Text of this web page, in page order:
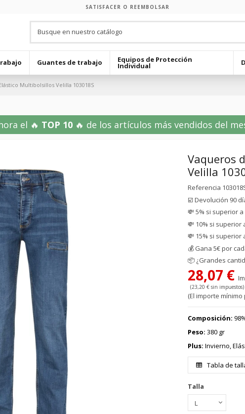
SATISFACER O REEMBOLSAR
Guantes de trabajo Equipos de Protección
Individual
Multibolsillos Velilla 103018S
el 🔥 TOP 10🔥 de los artículos más vendidos del
Vaqueros
Velilla
Referencia
☑️ Devolución 90
💸 5% si superior
💸 10% si superior
💸 15% si superior
💰 Gana 5€ por
📦 ¿Grandes
28,07 €
(23,20 € sin impuestos)
(El importe
Composición:
Peso:380 gr
Plus:Invierno,
Tabla de
Talla